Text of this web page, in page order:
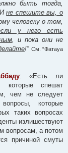
быть тогда,
не спешите вы, о
человеку о том,
у него есть
, и пока они не
!” См. “Фатауа
: «Есть ли
которые спешат
чем не следует
которые
таких вопросах
излишествуют
вопросам, а потом
причиной смуты